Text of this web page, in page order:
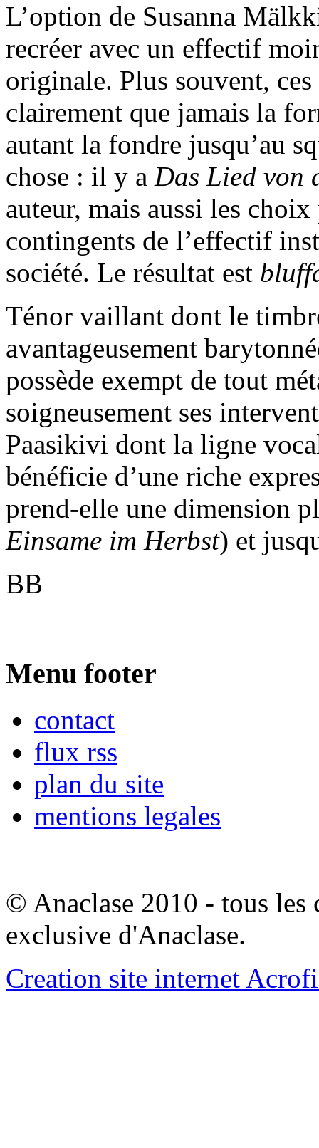
L’option de Susanna
recréer avec un effectif
originale. Plus souvent,
clairement que jamais la
autant la fondre jusqu’au
chose : il y a Das Lied von
auteur, mais aussi les
contingents de l’effectif
société. Le résultat est
Ténor vaillant dont le
avantageusement
possède exempt de tout
soigneusement ses
Paasikivi dont la ligne
bénéficie d’une riche
prend-elle une dimension
Einsame im Herbst) et
BB
Menu footer
contact
flux rss
plan du site
mentions legales
© Anaclase 2010 - tous les
exclusive d'Anaclase.
Creation site internet